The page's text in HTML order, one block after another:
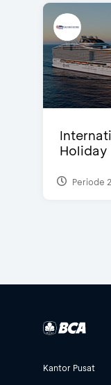
Holiday
Periode
Kantor Pusat